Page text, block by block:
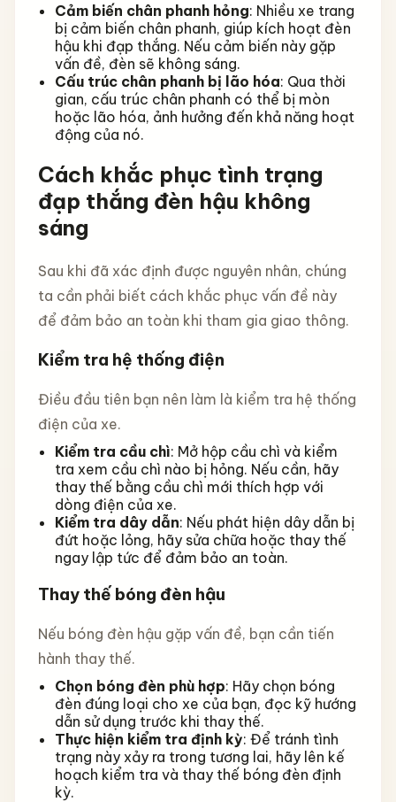
Cảm biến chân phanh hỏng: Nhiều xe trang
bị cảm biến chân phanh, giúp kích hoạt đèn
hậu khi đạp thắng. Nếu cảm biến này gặp
vấn đề, đèn sẽ không sáng.
Cấu trúc chân phanh bị lão hóa: Qua thời
gian, cấu trúc chân phanh có thể bị mòn
hoặc lão hóa, ảnh hưởng đến khả năng hoạt
động của nó.
Cách khắc phục tình trạng
đạp thắng đèn hậu không
sáng
Sau khi đã xác định được nguyên nhân, chúng
ta cần phải biết cách khắc phục vấn đề này
để đảm bảo an toàn khi tham gia giao thông.
Kiểm tra hệ thống điện
Điều đầu tiên bạn nên làm là kiểm tra hệ thống
điện của xe.
Kiểm tra cầu chì: Mở hộp cầu chì và kiểm
tra xem cầu chì nào bị hỏng. Nếu cần, hãy
thay thế bằng cầu chì mới thích hợp với
dòng điện của xe.
Kiểm tra dây dẫn: Nếu phát hiện dây dẫn bị
đứt hoặc lỏng, hãy sửa chữa hoặc thay thế
ngay lập tức để đảm bảo an toàn.
Thay thế bóng đèn hậu
Nếu bóng đèn hậu gặp vấn đề, bạn cần tiến
hành thay thế.
Chọn bóng đèn phù hợp: Hãy chọn bóng
đèn đúng loại cho xe của bạn, đọc kỹ hướng
dẫn sử dụng trước khi thay thế.
Thực hiện kiểm tra định kỳ: Để tránh tình
trạng này xảy ra trong tương lai, hãy lên kế
hoạch kiểm tra và thay thế bóng đèn định
kỳ.